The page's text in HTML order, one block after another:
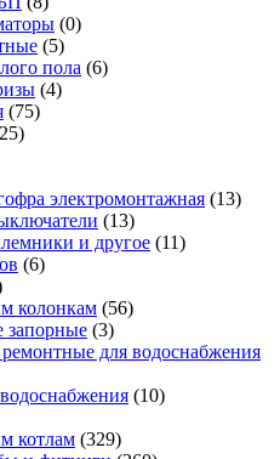
(0)
(5)
пола (6)
(4)
(75)
электромонтажная (13)
(13)
и другое (11)
(6)
колонкам (56)
запорные (3)
для водоснабжения
(10)
котлам (329)